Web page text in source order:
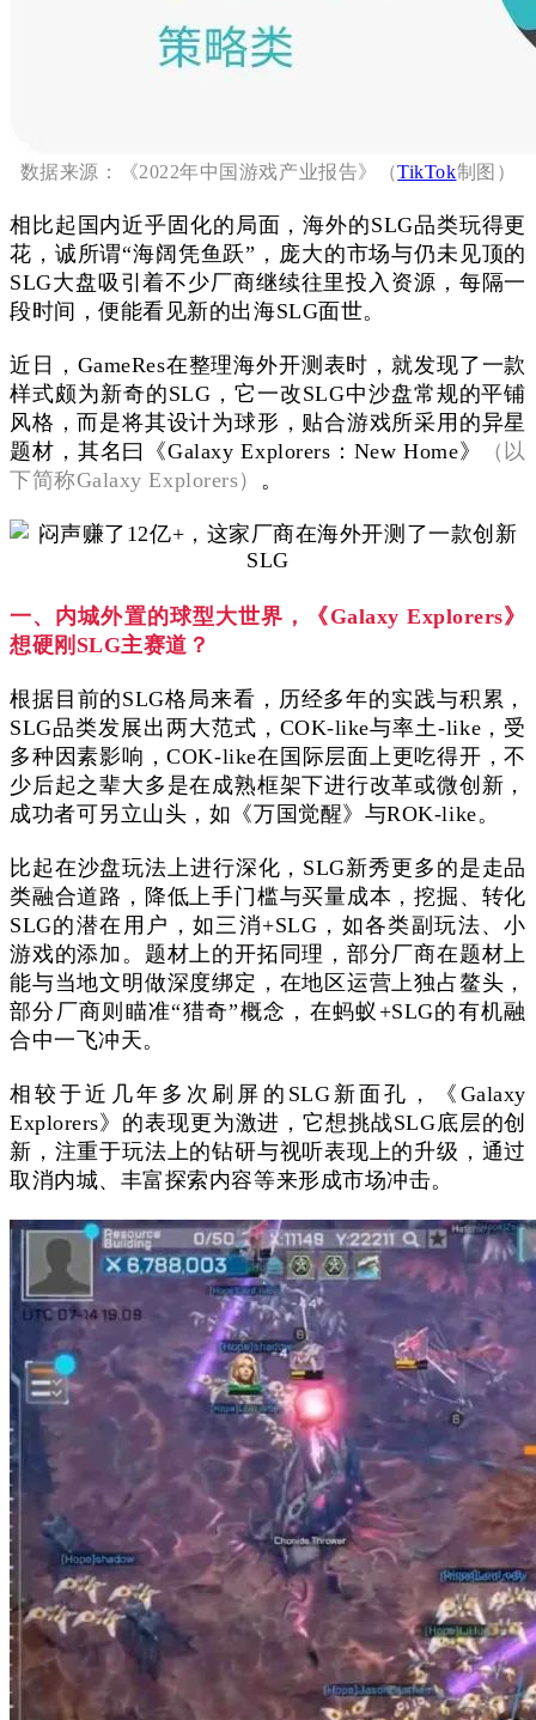
数据来源：《2022年中国游戏产业报告》（TikTok制图）
相比起国内近乎固化的局面，海外的SLG品类玩得更
花，诚所谓“海阔凭鱼跃”，庞大的市场与仍未见顶的
SLG大盘吸引着不少厂商继续往里投入资源，每隔一
段时间，便能看见新的出海SLG面世。
近日，GameRes在整理海外开测表时，就发现了一款
样式颇为新奇的SLG，它一改SLG中沙盘常规的平铺
风格，而是将其设计为球形，贴合游戏所采用的异星
题材，其名曰《Galaxy Explorers：New Home》
（以
下简称Galaxy Explorers）
。
一、内城外置的球型大世界，《Galaxy Explorers》
想硬刚SLG主赛道？
根据目前的SLG格局来看，历经多年的实践与积累，
SLG品类发展出两大范式，COK-like与率土-like，受
多种因素影响，COK-like在国际层面上更吃得开，不
少后起之辈大多是在成熟框架下进行改革或微创新，
成功者可另立山头，如《万国觉醒》与ROK-like。
比起在沙盘玩法上进行深化，SLG新秀更多的是走品
类融合道路，降低上手门槛与买量成本，挖掘、转化
SLG的潜在用户，如三消+SLG，如各类副玩法、小
游戏的添加。题材上的开拓同理，部分厂商在题材上
能与当地文明做深度绑定，在地区运营上独占鳌头，
部分厂商则瞄准“猎奇”概念，在蚂蚁+SLG的有机融
合中一飞冲天。
相较于近几年多次刷屏的SLG新面孔，《Galaxy
Explorers》的表现更为激进，它想挑战SLG底层的创
新，注重于玩法上的钻研与视听表现上的升级，通过
取消内城、丰富探索内容等来形成市场冲击。